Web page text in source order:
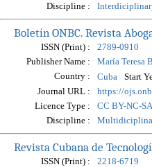
Discipline :
Boletín ONBC. Revista
ISSN (Print) :
2789-0910
Publisher Name :
María Teresa
Country :
Cuba Start
Journal URL :
https://
Licence Type :
CC BY-NC-SA
Discipline :
Revista Cubana de
ISSN (Print) :
2218-6719